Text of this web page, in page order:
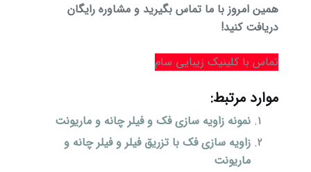
همین امروز با ما تماس بگیرید و مشاوره رایگان
دریافت کنید!
تماس با کلینیک زیبایی سام
موارد مرتبط:
نمونه زاویه سازی فک و فیلر چانه و ماریونت
زاویه سازی فک با تزریق فیلر و فیلر چانه و
ماریونت